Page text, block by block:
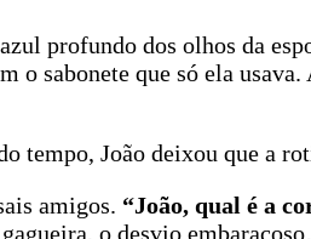
profundo dos olhos da
o sabonete que só ela
tempo, João deixou que a
amigos. “João, qual é a
o desvio